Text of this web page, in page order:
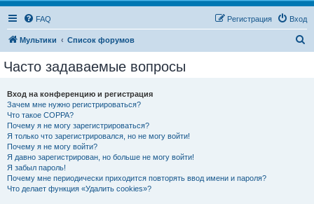
FAQ Вход
Регистрация
Мультики Список форумов
Часто задаваемые вопросы
Вход на конференцию и регистрация
Зачем мне нужно регистрироваться?
Что такое COPPA?
Почему я не могу зарегистрироваться?
Я только что зарегистрировался, но не могу войти!
Почему я не могу войти?
Я давно зарегистрирован, но больше не могу войти!
Я забыл пароль!
Почему мне периодически приходится повторять ввод имени и пароля?
Что делает функция «Удалить cookies»?